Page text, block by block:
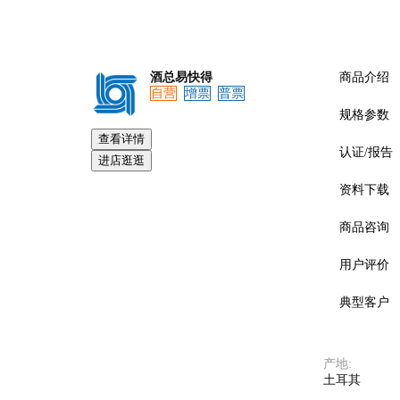
酒总易快得
自营
增票 普票
查看详情
进店逛逛
商品介绍
规格参数
认证/报告
资料下载
商品咨询
用户评价
典型客户
产地:
土耳其